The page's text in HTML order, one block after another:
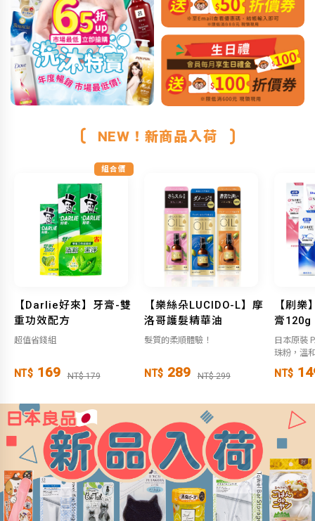
NEW！新商品入荷
組合價
【Darlie好來】牙膏-雙
重功效配方
超值省錢組
NT$ 169 NT$ 179
【樂絲朵LUCIDO-L】摩
洛哥護髮精華油
髮質的柔順體驗！
NT$ 289 NT$ 299
【刷
膏120g
日本原裝
珠粉，溫
NT$